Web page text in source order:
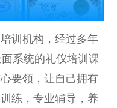
训机构，经过多年
系统的礼仪培训课
要领，让自己拥有
练，专业辅导，养